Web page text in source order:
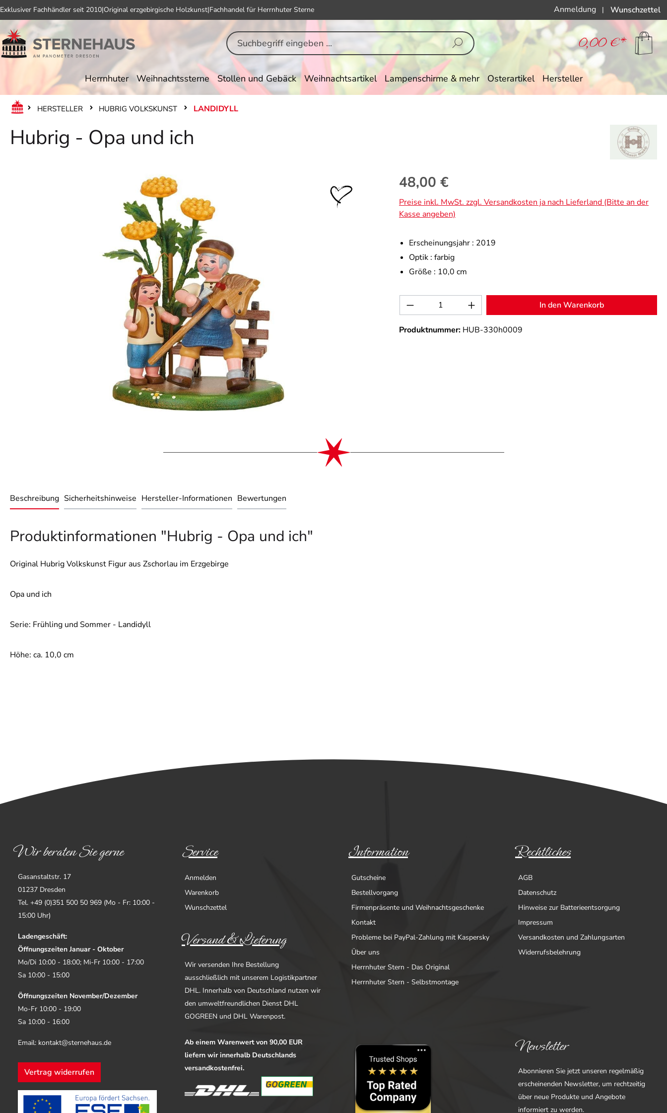
Hauptinhalt springen
Zur Suche springen
Zur Hauptnavigation springen
Exklusiver Fachhändler seit 2010|Original erzgebirgische Holzkunst|Fachhandel für Herrnhuter Sterne Anmeldung | Wunschzettel
0,00 €*
Herrnhuter Weihnachtssterne Stollen und Gebäck Weihnachtsartikel Lampenschirme & mehr Osterartikel Hersteller
HERSTELLER HUBRIG VOLKSKUNST LANDIDYLL
Hubrig - Opa und ich
Regulärer Preis:
48,00 €
Preise inkl. MwSt. zzgl. Versandkosten ja nach Lieferland (Bitte an der
Kasse angeben)
Erscheinungsjahr : 2019
Optik : farbig
Größe : 10,0 cm
Produkt Anzahl: Gib den gewünschten Wert ein
In den Warenkorb
Produktnummer: HUB-330h0009
Beschreibung Sicherheitshinweise Hersteller-Informationen Bewertungen
Produktinformationen "Hubrig - Opa und ich"
Original Hubrig Volkskunst Figur aus Zschorlau im Erzgebirge
Opa und ich
Serie: Frühling und Sommer - Landidyll
Höhe: ca. 10,0 cm
Wir beraten Sie gerne
Gasanstaltstr. 17
01237 Dresden
Tel. +49 (0)351 500 50 969 (Mo - Fr: 10:00 -
15:00 Uhr)
Ladengeschäft:
Öffnungszeiten Januar - Oktober
Mo/Di 10:00 - 18:00; Mi-Fr 10:00 - 17:00
Sa 10:00 - 15:00
Öffnungszeiten November/Dezember
Mo-Fr 10:00 - 19:00
Sa 10:00 - 16:00
Email: kontakt@sternehaus.de
Vertrag widerrufen
Service
Anmelden
Warenkorb
Wunschzettel
Information
Gutscheine
Bestellvorgang
Firmenpräsente und Weihnachtsgeschenke
Kontakt
Probleme bei PayPal-Zahlung mit Kaspersky
Über uns
Herrnhuter Stern - Das Original
Herrnhuter Stern - Selbstmontage
Rechtliches
AGB
Datenschutz
Hinweise zur Batterieentsorgung
Impressum
Versandkosten und Zahlungsarten
Widerrufsbelehrung
Versand & Lieferung
Wir versenden Ihre Bestellung
ausschließlich mit unserem Logistikpartner
DHL. Innerhalb von Deutschland nutzen wir
den umweltfreundlichen Dienst DHL
GOGREEN und DHL Warenpost.
Ab einem Warenwert von 90,00 EUR
liefern wir innerhalb Deutschlands
versandkostenfrei.
Newsletter
Abonnieren Sie jetzt unseren regelmäßig
erscheinenden Newsletter, um rechtzeitig
über neue Produkte und Angebote
informiert zu werden.